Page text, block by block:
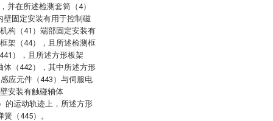
并在所述检测套筒（4）
壁固定安装有用于控制磁
构（41）端部固定安装有
架（44），且所述检测框
），且所述方形板架
体（442），其中所述方形
应元件（443）与伺服电
安装有触碰轴体
的运动轨迹上，所述方形
（445）。